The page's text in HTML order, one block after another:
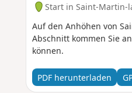
Start in Saint-Martin-
Auf den Anhöhen von
Abschnitt kommen Sie
können.
PDF herunterladen